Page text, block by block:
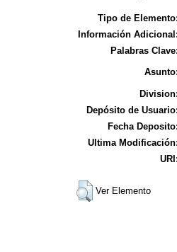
Tipo de Elemento:
Información Adicional:
Palabras Clave:
Asunto:
Division:
Depósito de Usuario:
Fecha Deposito:
Ultima Modificación:
URI:
Ver Elemento